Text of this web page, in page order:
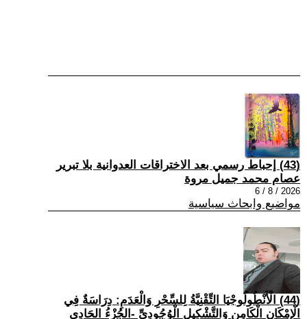
(43) إحباط رسمي بعد الاختراقات العدوانية بلا تبرير
عصام محمد جميل مروة
2026 / 8 / 6
مواضيع وابحاث سياسية
(44) الْأَنْطُولُوجْيَا التِّقْنِيَّةُ لِلسِّحْرِ وَالْعَدَمِ: دِرَاسَةٌ فِي
الْإِمْكَانِ الْكَامِنِ وَالتَّشْكِيلِ الْوُجُودِيِّ -الجُزْءُ الحَادِي